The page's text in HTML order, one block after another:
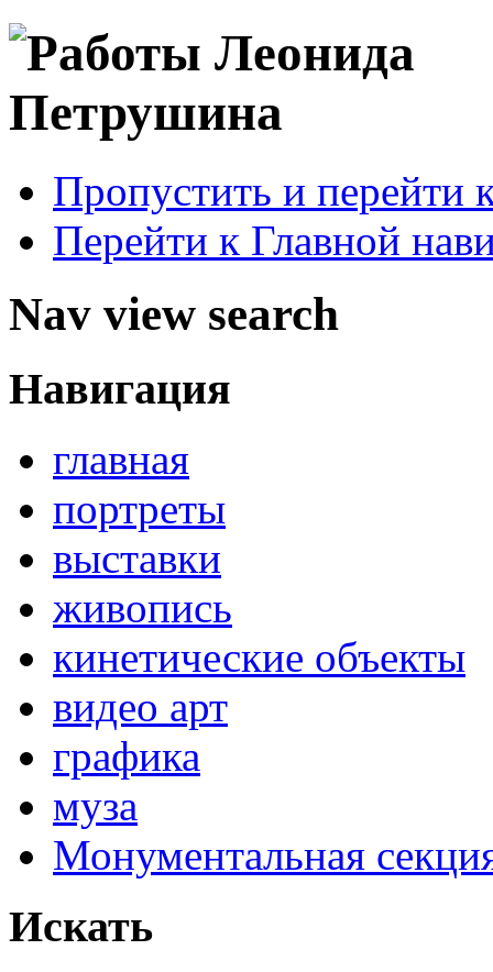
Пропустить и перейти
Перейти к Главной
Nav view search
Навигация
главная
портреты
выставки
живопись
кинетические объекты
видео арт
графика
муза
Монументальная
Искать